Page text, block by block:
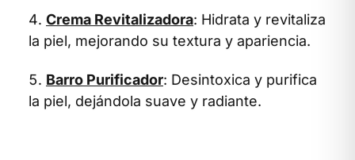
Crema Revitalizadora: Hidrata y revitaliza
la piel, mejorando su textura y apariencia.
Barro Purificador: Desintoxica y purifica
la piel, dejándola suave y radiante.